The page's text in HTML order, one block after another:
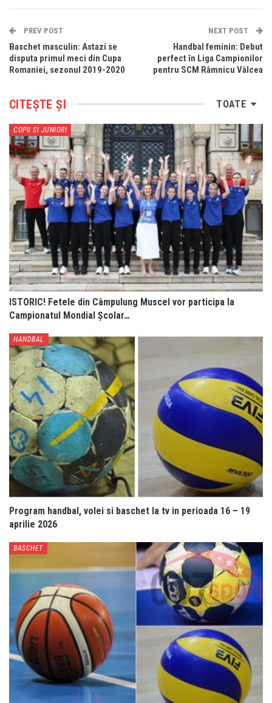
PREV POST
Baschet masculin: Astazi se
disputa primul meci din Cupa
Romaniei, sezonul 2019-2020
NEXT POST
Handbal feminin: Debut
perfect în Liga Campionilor
pentru SCM Râmnicu Vâlcea
TOATE
CITEȘTE ȘI
COPII SI JUNIORI
ISTORIC! Fetele din Câmpulung Muscel vor participa la
Campionatul Mondial Școlar…
HANDBAL
Program handbal, volei si baschet la tv in perioada 16 – 19
aprilie 2026
BASCHET